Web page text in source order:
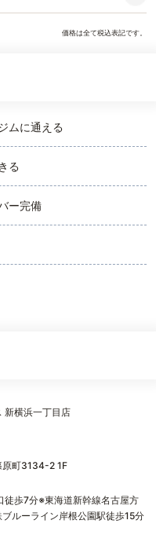
価格は全て税込表記です。
ムに通える
る
ー完備
新横浜一丁目店
原町3134-2 1F
徒歩7分※東海道新幹線名古屋方
ルーライン岸根公園駅徒歩15分